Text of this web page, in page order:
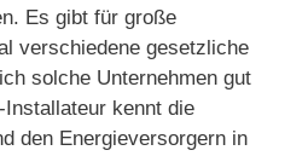
Es gibt für große
verschiedene gesetzliche
solche Unternehmen gut
kennt die
den Energieversorgern in